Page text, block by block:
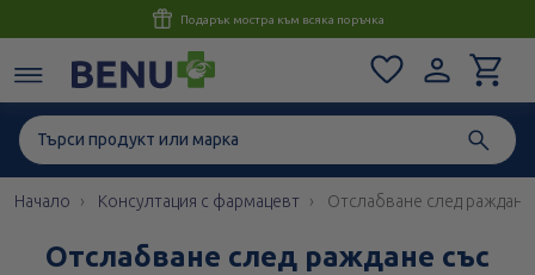
Консултация с магистър-фармацевт до 1 час
Начало Консултация с фармацевт Отслабване след раждане
Отслабване след раждане със